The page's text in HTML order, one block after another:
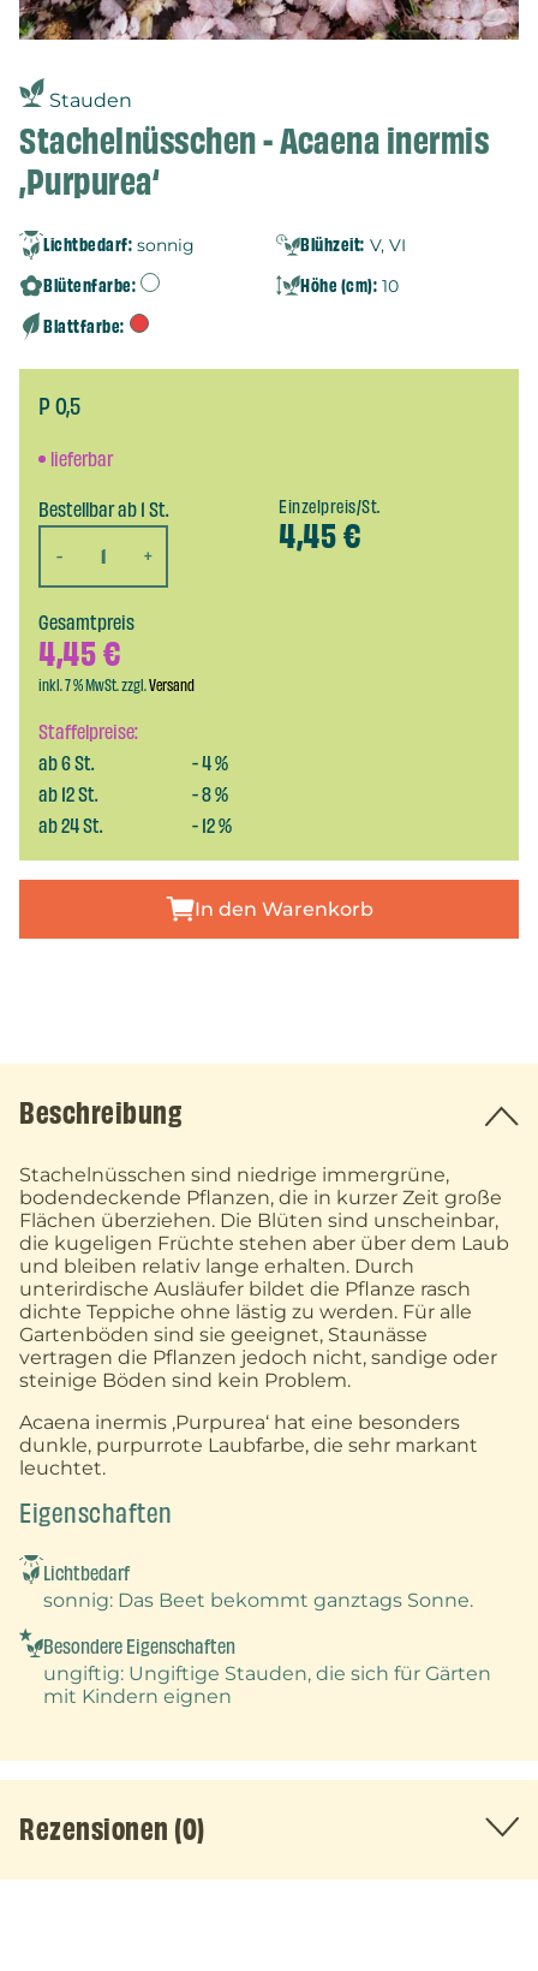
Stauden
Stachelnüsschen - Acaena inermis
‚Purpurea‘
Lichtbedarf: sonnig Blühzeit: V, VI
Blütenfarbe: Höhe (cm): 10
Blattfarbe:
P 0,5
lieferbar
Bestellbar ab 1 St.
-
+
Einzelpreis/St.
4,45€
Staffelpreise:
ab6St. -4%
ab12St. -8%
ab24St. -12%
Gesamtpreis
4,45€
inkl. 7 % MwSt. zzgl.Versand
In den Warenkorb
Beschreibung
Stachelnüsschen sind niedrige immergrüne,
bodendeckende Pflanzen, die in kurzer Zeit große
Flächen überziehen. Die Blüten sind unscheinbar,
die kugeligen Früchte stehen aber über dem Laub
und bleiben relativ lange erhalten. Durch
unterirdische Ausläufer bildet die Pflanze rasch
dichte Teppiche ohne lästig zu werden. Für alle
Gartenböden sind sie geeignet, Staunässe
vertragen die Pflanzen jedoch nicht, sandige oder
steinige Böden sind kein Problem.
Acaena inermis ‚Purpurea‘ hat eine besonders
dunkle, purpurrote Laubfarbe, die sehr markant
leuchtet.
Eigenschaften
Lichtbedarf
sonnig: Das Beet bekommt ganztags Sonne.
Besondere Eigenschaften
ungiftig: Ungiftige Stauden, die sich für Gärten
mit Kindern eignen
Rezensionen (0)